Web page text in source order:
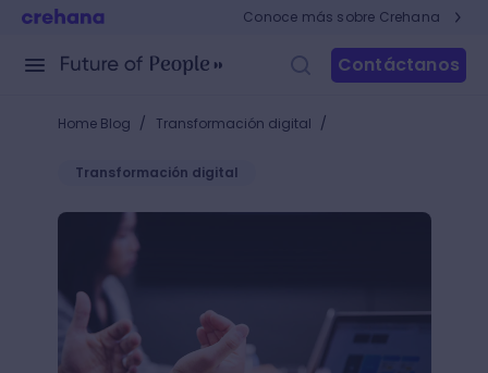
Conoce más sobre Crehana
Contáctanos
Home Blog / Transformación digital /
Transformación digital
Descubre cómo funciona Microsoft Project y